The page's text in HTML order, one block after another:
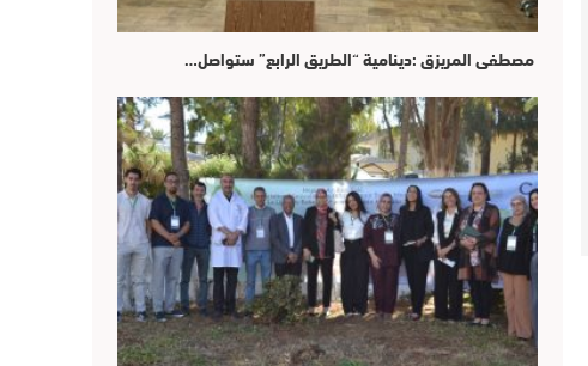
مصطفى المريزق :دينامية “الطريق الرابع” ستواصل…